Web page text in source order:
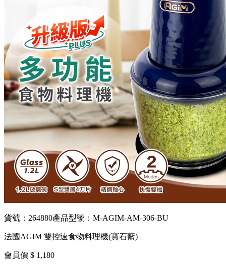
貨號：264880產品型號：M-AGIM-AM-306-BU
法國AGIM 雙控速食物料理機(寶石藍)
會員價 $ 1,180